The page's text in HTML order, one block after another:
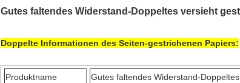
Gutes faltendes Widerstand-Doppeltes versieht
Doppelte Informationen des Seiten-gestrichenen Papiers:
Produktname
Gutes faltendes Widerstand-